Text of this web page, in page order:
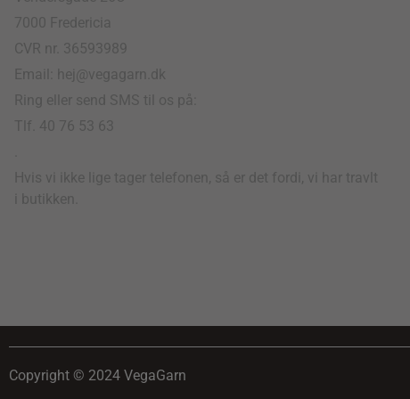
7000 Fredericia
CVR nr. 36593989
Email: hej@vegagarn.dk
Ring eller send SMS til os på:
Tlf. 40 76 53 63
Hvis vi ikke lige tager telefonen, så er det fordi, vi har travlt
i butikken.
Copyright © 2024 VegaGarn